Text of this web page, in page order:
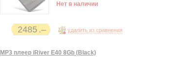
Нет в наличии
2485 удалить из сравнения
MP3 плеер iRiver E40 8Gb (Black)